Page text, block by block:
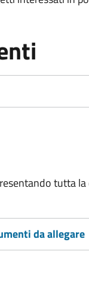
tutta
da allegare